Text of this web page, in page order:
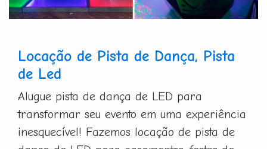
Locação de Pista de Dança, Pista
de Led
Alugue pista de dança de LED para
transformar seu evento em uma experiência
inesquecível! Fazemos locação de pista de